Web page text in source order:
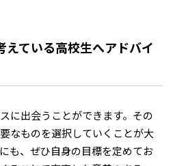
えている高校生へアドバイ
に出会うことができます。その
なものを選択していくことが大
も、ぜひ自身の目標を定めてお